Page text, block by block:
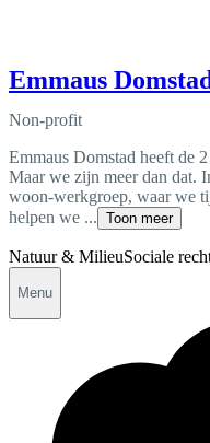
Emmaus
Non-profit
Emmaus Domstad heeft de
Maar we zijn meer dan dat.
woon-werkgroep, waar we
helpen we ... Toon meer
Natuur & MilieuSociale
Menu